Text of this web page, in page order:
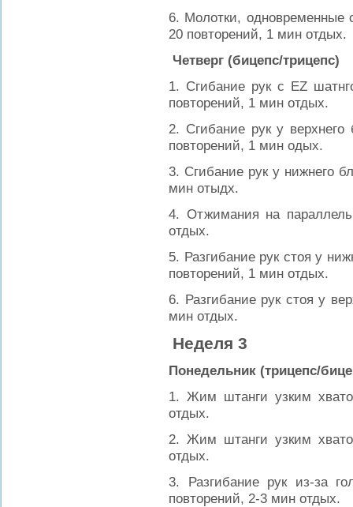
6. Молотки, одновременные
20 повторений, 1 мин отдых.
Четверг (бицепс/трицепс)
1. Сгибание рук с EZ
повторений, 1 мин отдых.
2. Сгибание рук у
повторений, 1 мин одых.
3. Сгибание рук у нижнего
мин отыдх.
4. Отжимания на
отдых.
5. Разгибание рук стоя у
повторений, 1 мин отдых.
6. Разгибание рук стоя у
мин отдых.
Неделя 3
Понедельник (трицепс/
1. Жим штанги узким
отдых.
2. Жим штанги узким
отдых.
3. Разгибание рук из-за
повторений, 2-3 мин отдых.